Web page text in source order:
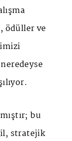
ödüller ve
bu
stratejik